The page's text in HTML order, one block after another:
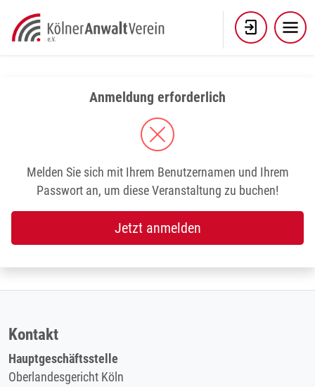
content
Anmeldung erforderlich
Melden Sie sich mit Ihrem Benutzernamen und Ihrem
Passwort an, um diese Veranstaltung zu buchen!
Jetzt anmelden
Kontakt
Hauptgeschäftsstelle
Oberlandesgericht Köln